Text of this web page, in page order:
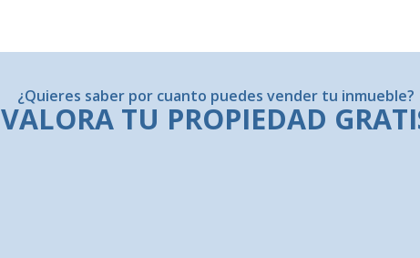
¿Quieres saber por cuanto puedes vender tu inmueble?
VALORA TU PROPIEDAD